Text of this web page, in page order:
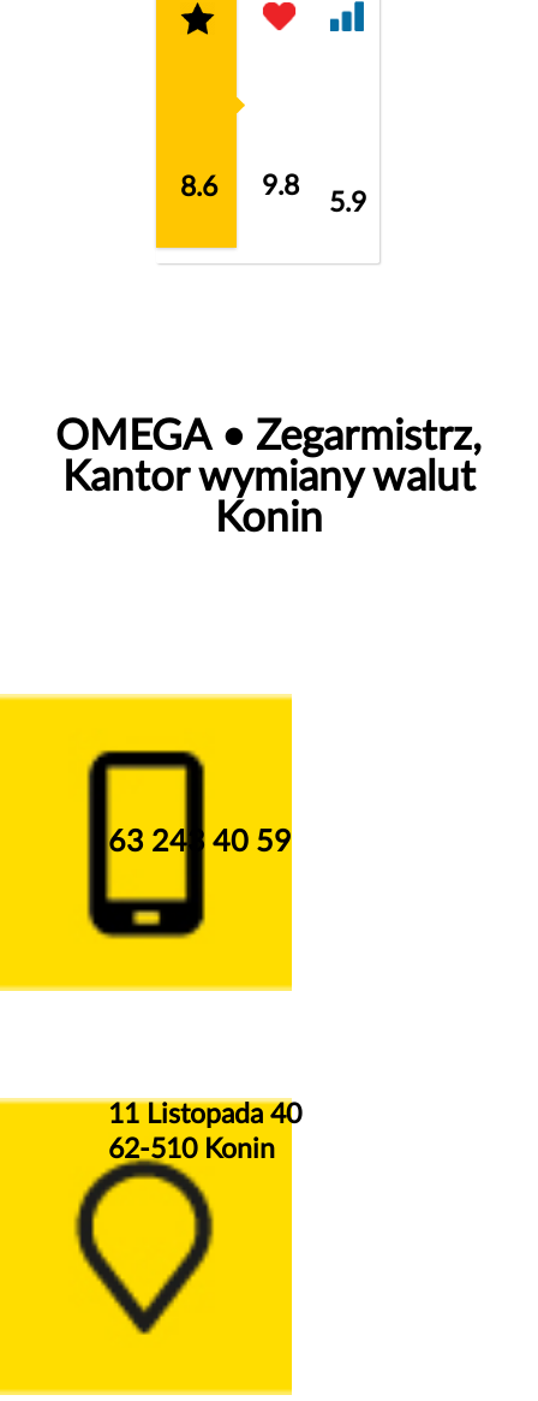
8.6 9.8
5.9
OMEGA • Zegarmistrz,
Kantor wymiany walut
Konin
63 243 40 59
11 Listopada 40
62-510 Konin